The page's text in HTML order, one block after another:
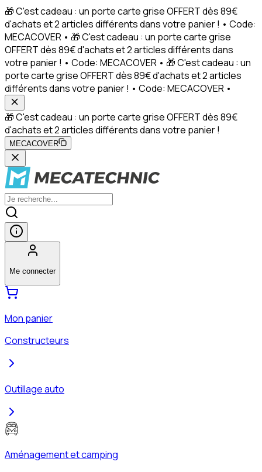
🎁 C'est cadeau : un porte carte grise OFFERT dès 89€
d'achats et 2 articles différents dans votre panier ! • Code:
MECACOVER • 🎁 C'est cadeau : un porte carte grise
OFFERT dès 89€ d'achats et 2 articles différents dans
votre panier ! • Code: MECACOVER • 🎁 C'est cadeau : un
porte carte grise OFFERT dès 89€ d'achats et 2 articles
différents dans votre panier ! • Code: MECACOVER •
🎁 C'est cadeau : un porte carte grise OFFERT dès 89€
d'achats et 2 articles différents dans votre panier !
MECACOVER
Me connecter
Mon panier
Constructeurs
Outillage auto
Aménagement et camping